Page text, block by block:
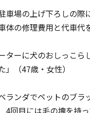
車場の上げ下ろしの
体の修理費用と代車代
ターに犬のおしっこ
」（47歳・女性）
ランダでペットのブ
4回目には毛の塊を持